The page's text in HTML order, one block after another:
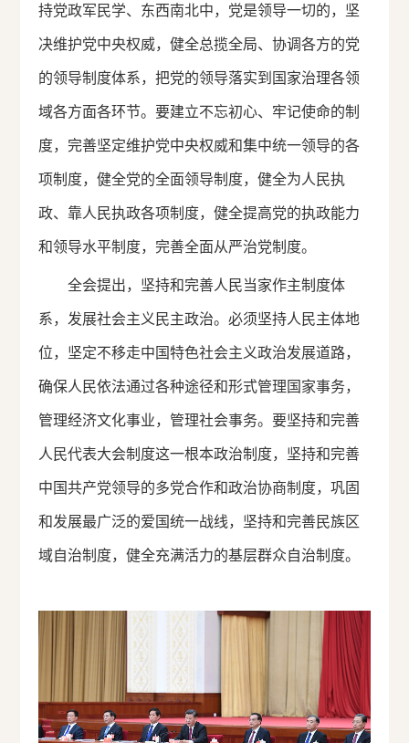
持党政军民学、东西南北中，党是领导一切的，坚
决维护党中央权威，健全总揽全局、协调各方的党
的领导制度体系，把党的领导落实到国家治理各领
域各方面各环节。要建立不忘初心、牢记使命的制
度，完善坚定维护党中央权威和集中统一领导的各
项制度，健全党的全面领导制度，健全为人民执
政、靠人民执政各项制度，健全提高党的执政能力
和领导水平制度，完善全面从严治党制度。
全会提出，坚持和完善人民当家作主制度体
系，发展社会主义民主政治。必须坚持人民主体地
位，坚定不移走中国特色社会主义政治发展道路，
确保人民依法通过各种途径和形式管理国家事务，
管理经济文化事业，管理社会事务。要坚持和完善
人民代表大会制度这一根本政治制度，坚持和完善
中国共产党领导的多党合作和政治协商制度，巩固
和发展最广泛的爱国统一战线，坚持和完善民族区
域自治制度，健全充满活力的基层群众自治制度。